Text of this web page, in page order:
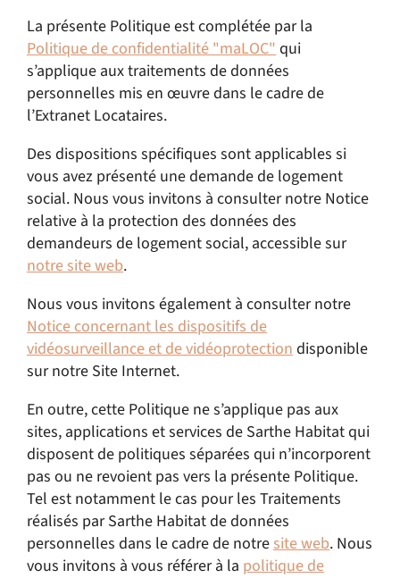
La présente Politique est complétée par la
Politique de confidentialité "maLOC"qui
s’applique aux traitements de données
personnelles mis en œuvre dans le cadre de
l’Extranet Locataires.
Des dispositions spécifiques sont applicables si
vous avez présenté une demande de logement
social. Nous vous invitons à consulter notre Notice
relative à la protection des données des
demandeurs de logement social, accessible sur
notre site web.
Nous vous invitons également à consulter notre
Notice concernant les dispositifs de
vidéosurveillance et de vidéoprotectiondisponible
sur notre Site Internet.
En outre, cette Politique ne s’applique pas aux
sites, applications et services de Sarthe Habitat qui
disposent de politiques séparées qui n’incorporent
pas ou ne revoient pas vers la présente Politique.
Tel est notamment le cas pour les Traitements
réalisés par Sarthe Habitat de données
personnelles dans le cadre de notresite web. Nous
vous invitons à vous référer à la politique de